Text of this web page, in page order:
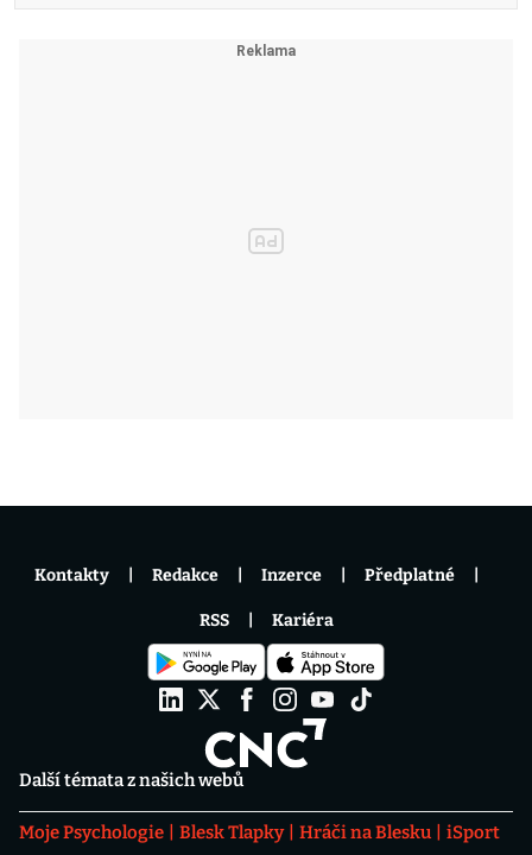
Další témata z našich webů
Moje Psychologie Blesk Tlapky Hráči na Blesku
iSport
Kontakty Redakce Inzerce Předplatné
RSS Kariéra